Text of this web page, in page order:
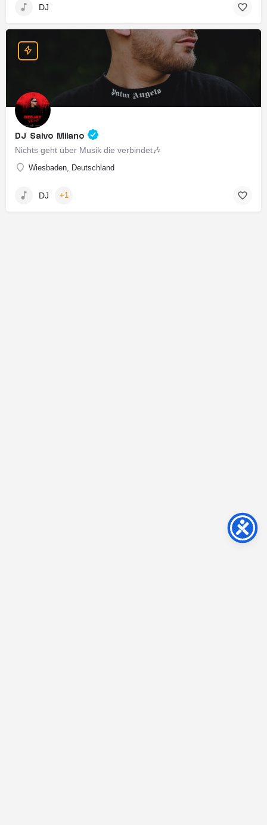
DJ
DJ Salvo Milano
Nichts geht über Musik die verbindet🎶
Wiesbaden, Deutschland
DJ +1